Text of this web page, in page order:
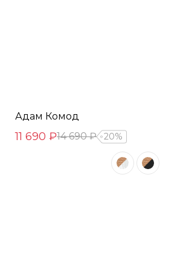
Адам Комод
11 690 ₽14 690 ₽ 20%